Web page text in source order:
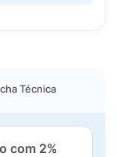
Técnica
com 2%